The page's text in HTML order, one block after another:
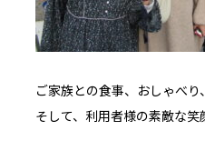
ご家族との食事、おしゃべり
そして、利用者様の素敵な笑